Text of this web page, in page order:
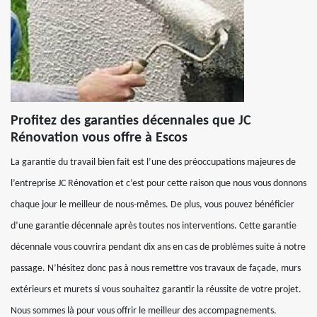
Profitez des garanties décennales que JC
Rénovation vous offre à Escos
La garantie du travail bien fait est l’une des préoccupations majeures de
l’entreprise JC Rénovation et c’est pour cette raison que nous vous donnons
chaque jour le meilleur de nous-mêmes. De plus, vous pouvez bénéficier
d’une garantie décennale après toutes nos interventions. Cette garantie
décennale vous couvrira pendant dix ans en cas de problèmes suite à notre
passage. N’hésitez donc pas à nous remettre vos travaux de façade, murs
extérieurs et murets si vous souhaitez garantir la réussite de votre projet.
Nous sommes là pour vous offrir le meilleur des accompagnements.